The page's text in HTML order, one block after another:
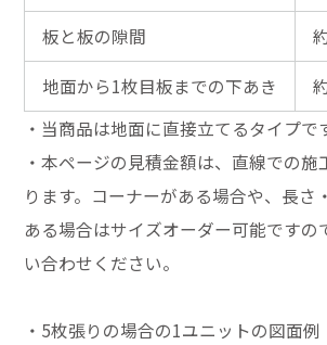
板と板の隙間
地面から1枚目板までの下あき
・当商品は地面に直接立てるタイプで
・本ページの見積金額は、直線での施
ります。コーナーがある場合や、長さ
ある場合はサイズオーダー可能ですの
い合わせください。
・5枚張りの場合の1ユニットの図面例